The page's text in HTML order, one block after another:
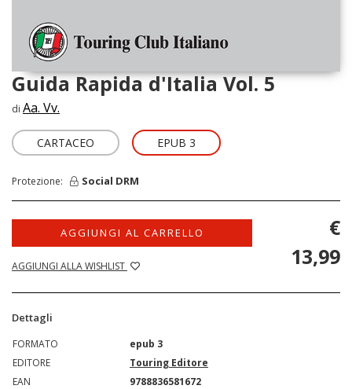
Guida Rapida d'Italia Vol. 5
di Aa. Vv.
CARTACEO EPUB 3
Protezione: Social DRM
AGGIUNGI AL CARRELLO
AGGIUNGI ALLA WISHLIST
€
13,99
Dettagli
FORMATO
epub 3
EDITORE
Touring Editore
EAN
9788836581672